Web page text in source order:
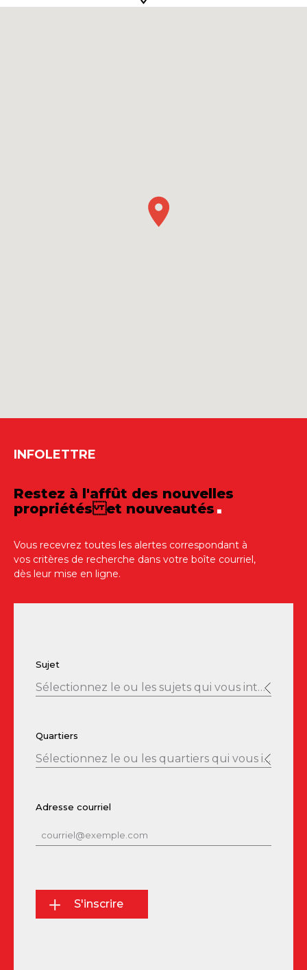
INFOLETTRE
Restez à l'affût des nouvelles
propriétés et nouveautés
Vous recevrez toutes les alertes correspondant à
vos critères de recherche dans votre boîte courriel,
dès leur mise en ligne.
Sujet
Sélectionnez le ou les sujets qui vous intéresse
Résidentiel
Commercial
Quartiers
Sélectionnez le ou les quartiers qui vous intéresse
Bury
East Angus
Richmond
Saint-Cécile-de-Whitton
Adresse courriel